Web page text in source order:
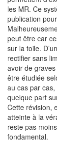
les MR. Ce
publication
peut être car
sur la toile.
rectifier sans
avoir de
être étudiée
au cas par
quelque part
Cette révision,
atteinte à la
reste pas
fondamental.